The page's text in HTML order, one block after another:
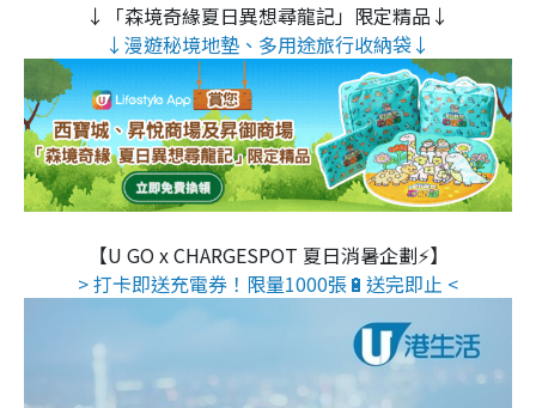
↓「森境奇緣夏日異想尋龍記」限定精品↓
↓漫遊秘境地墊、多用途旅行收納袋↓
【U GO x CHARGESPOT 夏日消暑企劃⚡】
> 打卡即送充電券！限量1000張🔋送完即止 <